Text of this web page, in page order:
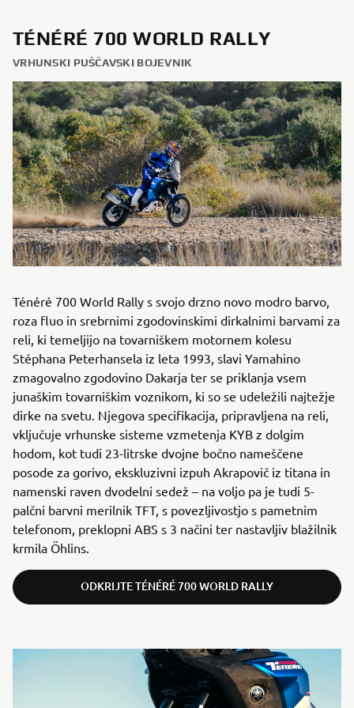
TÉNÉRÉ 700 WORLD RALLY
VRHUNSKI PUŠČAVSKI BOJEVNIK
Ténéré 700 World Rally s svojo drzno novo modro barvo,
roza fluo in srebrnimi zgodovinskimi dirkalnimi barvami za
reli, ki temeljijo na tovarniškem motornem kolesu
Stéphana Peterhansela iz leta 1993, slavi Yamahino
zmagovalno zgodovino Dakarja ter se priklanja vsem
junaškim tovarniškim voznikom, ki so se udeležili najtežje
dirke na svetu. Njegova specifikacija, pripravljena na reli,
vključuje vrhunske sisteme vzmetenja KYB z dolgim ​​
hodom, kot tudi 23-litrske dvojne bočno nameščene
posode za gorivo, ekskluzivni izpuh Akrapovič iz titana in
namenski raven dvodelni sedež – na voljo pa je tudi 5-
palčni barvni merilnik TFT, s povezljivostjo s pametnim
telefonom, preklopni ABS s 3 načini ter nastavljiv blažilnik
krmila Öhlins.
ODKRIJTE TÉNÉRÉ 700 WORLD RALLY